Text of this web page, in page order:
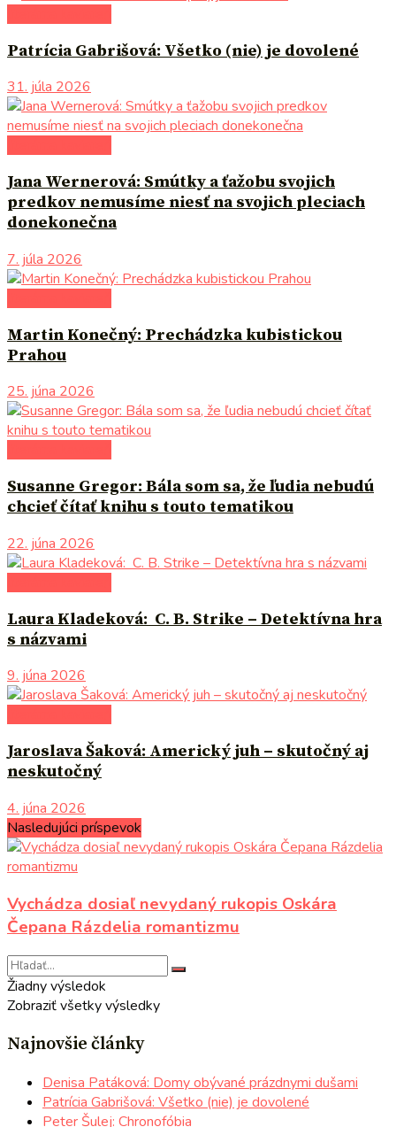
Patrícia Gabrišová: Všetko (nie) je dovolené
31. júla 2026
Jana Wernerová: Smútky a ťažobu svojich
predkov nemusíme niesť na svojich pleciach
donekonečna
7. júla 2026
Martin Konečný: Prechádzka kubistickou
Prahou
25. júna 2026
Susanne Gregor: Bála som sa, že ľudia nebudú
chcieť čítať knihu s touto tematikou
22. júna 2026
Laura Kladeková: C. B. Strike – Detektívna hra
s názvami
9. júna 2026
Jaroslava Šaková: Americký juh – skutočný aj
neskutočný
4. júna 2026
Nasledujúci príspevok
Vychádza dosiaľ nevydaný rukopis Oskára
Čepana Rázdelia romantizmu
Žiadny výsledok
Zobraziť všetky výsledky
Najnovšie články
Denisa Patáková: Domy obývané prázdnymi dušami
Patrícia Gabrišová: Všetko (nie) je dovolené
Peter Šulej: Chronofóbia